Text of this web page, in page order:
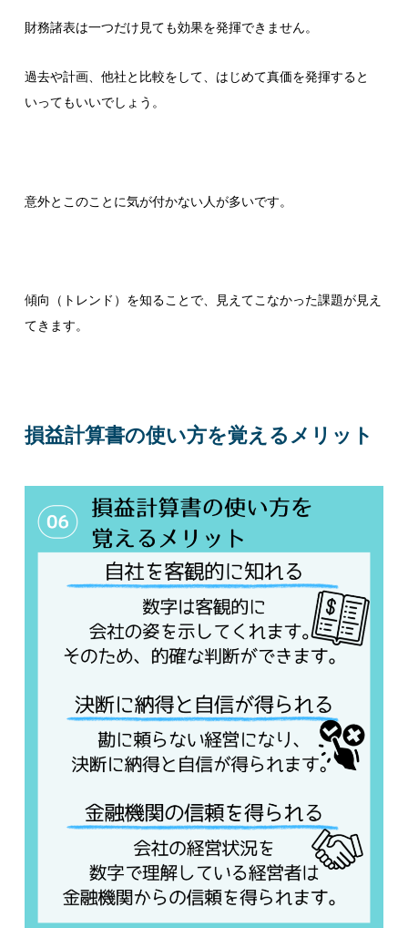
財務諸表は一つだけ見ても効果を発揮できません。
過去や計画、他社と比較をして、はじめて真価を発揮すると
いってもいいでしょう。
意外とこのことに気が付かない人が多いです。
傾向（トレンド）を知ることで、見えてこなかった課題が見え
てきます。
損益計算書の使い方を覚えるメリット